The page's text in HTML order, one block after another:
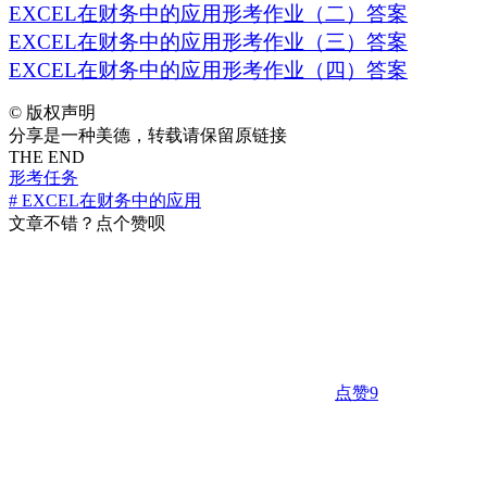
EXCEL在财务中的应用形考作业（二）答案
EXCEL在财务中的应用形考作业（三）答案
EXCEL在财务中的应用形考作业（四）答案
© 版权声明
分享是一种美德，转载请保留原链接
THE END
形考任务
# EXCEL在财务中的应用
文章不错？点个赞呗
点赞9